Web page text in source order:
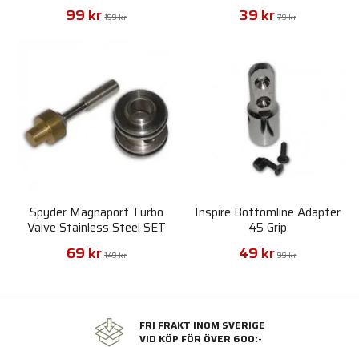
99 kr 199 kr 39 kr 79 kr
Spyder Magnaport Turbo
Valve Stainless Steel SET
69 kr 149 kr
Inspire Bottomline Adapter
45 Grip
49 kr 99 kr
FRI FRAKT INOM SVERIGE
VID KÖP FÖR ÖVER 600:-